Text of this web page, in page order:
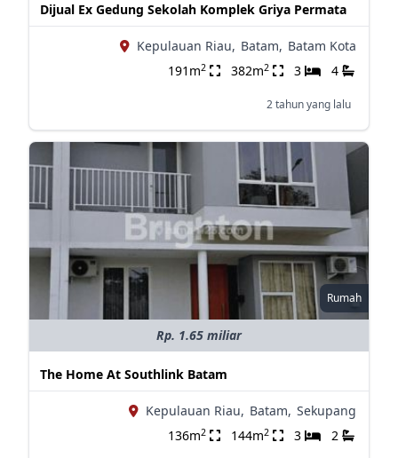
Dijual Ex Gedung Sekolah Komplek Griya Permata
Kepulauan Riau, Batam, Batam Kota
191m2 382m2 3 4
2 tahun yang lalu
Rumah
Rp. 1.65 miliar
The Home At Southlink Batam
Kepulauan Riau, Batam, Sekupang
136m2 144m2 3 2